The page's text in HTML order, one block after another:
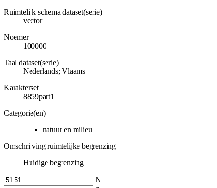
Ruimtelijk schema dataset(serie)
vector
Noemer
100000
Taal dataset(serie)
Nederlands; Vlaams
Karakterset
8859part1
Categorie(en)
natuur en milieu
Omschrijving ruimtelijke begrenzing
Huidige begrenzing
N